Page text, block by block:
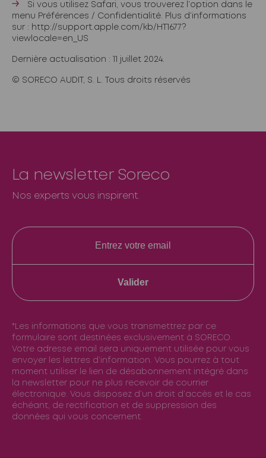
Si vous utilisez Safari, vous trouverez l’option dans le
menu Préférences / Confidentialité. Plus d’informations
sur : http://support.apple.com/kb/HT1677?
viewlocale=en_US
Dernière actualisation : 11 juillet 2024.
© SORECO AUDIT, S. L. Tous droits réservés
La newsletter Soreco
Nos experts vous inspirent.
Valider
*Les informations que vous transmettrez par ce
formulaire sont destinées exclusivement à SORECO.
Votre adresse email sera uniquement utilisée pour vous
envoyer les lettres d’information. Vous pourrez à tout
moment utiliser le lien de désabonnement intégré dans
la newsletter pour ne plus recevoir de courrier
électronique. Vous disposez d’un droit d’accès et le cas
échéant, de rectification et de suppression des
données qui vous concernent.